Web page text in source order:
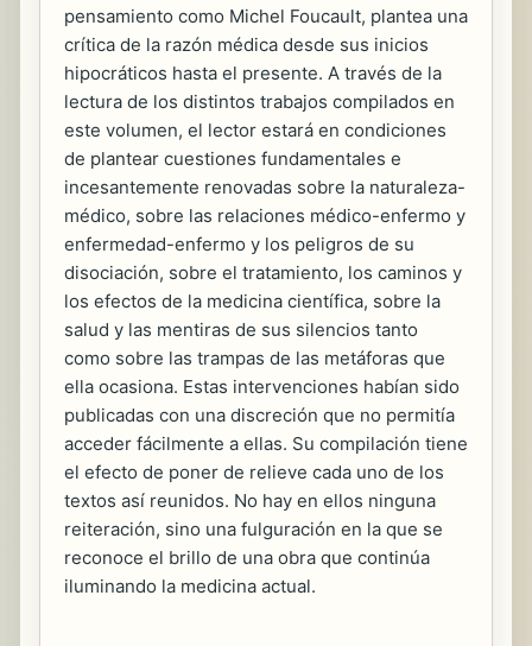
pensamiento como Michel Foucault, plantea una
crítica de la razón médica desde sus inicios
hipocráticos hasta el presente. A través de la
lectura de los distintos trabajos compilados en
este volumen, el lector estará en condiciones
de plantear cuestiones fundamentales e
incesantemente renovadas sobre la naturaleza-
médico, sobre las relaciones médico-enfermo y
enfermedad-enfermo y los peligros de su
disociación, sobre el tratamiento, los caminos y
los efectos de la medicina científica, sobre la
salud y las mentiras de sus silencios tanto
como sobre las trampas de las metáforas que
ella ocasiona. Estas intervenciones habían sido
publicadas con una discreción que no permitía
acceder fácilmente a ellas. Su compilación tiene
el efecto de poner de relieve cada uno de los
textos así reunidos. No hay en ellos ninguna
reiteración, sino una fulguración en la que se
reconoce el brillo de una obra que continúa
iluminando la medicina actual.